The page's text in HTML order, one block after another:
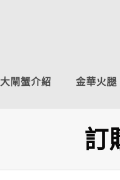
大閘蟹介紹 金華火腿
訂